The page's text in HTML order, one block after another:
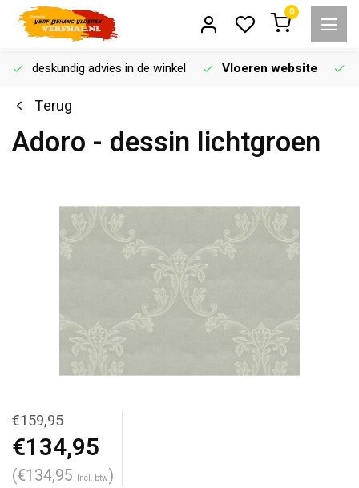
0
deskundig advies in de winkel Vloeren website
Terug
Adoro - dessin lichtgroen
€159,95
€134,95
(€134,95 Incl. btw)